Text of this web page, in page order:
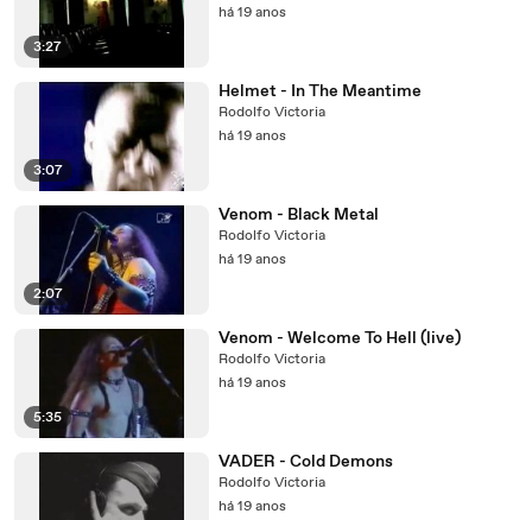
3:27
há 19 anos
3:07
Helmet - In The Meantime
Rodolfo Victoria
há 19 anos
2:07
Venom - Black Metal
Rodolfo Victoria
há 19 anos
5:35
Venom - Welcome To Hell (live)
Rodolfo Victoria
há 19 anos
VADER - Cold Demons
Rodolfo Victoria
há 19 anos